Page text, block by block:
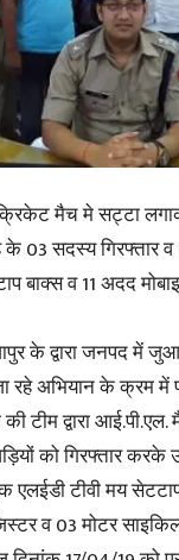
मैच मे सट्टा
के 03 सदस्य गिरफ्तार
बाक्स व 11 अदद
के द्वारा जनपद में
अभियान के क्रम में
टीम द्वारा
को गिरफ्तार
टीवी मय
व 03 मोटर